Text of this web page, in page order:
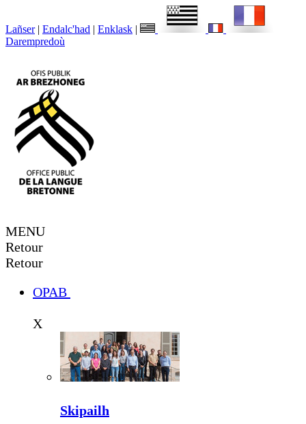
Lañser | Endalc'had | Enklask |
Darempredoù
MENU
Retour
Retour
OPAB
X
Skipailh